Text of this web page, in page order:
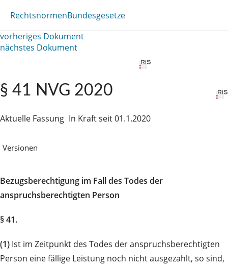
RechtsnormenBundesgesetze
vorheriges Dokument
nächstes Dokument
§ 41 NVG 2020
Aktuelle Fassung In Kraft seit 01.1.2020
Versionen
Bezugsberechtigung im Fall des Todes der
anspruchsberechtigten Person
§ 41.
(1) Ist im Zeitpunkt des Todes der anspruchsberechtigten
Person eine fällige Leistung noch nicht ausgezahlt, so sind,